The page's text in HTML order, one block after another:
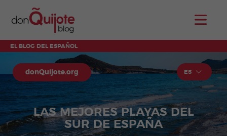
EL BLOG DEL ESPAÑOL
donQuijote.org ES
LAS MEJORES PLAYAS DEL
SUR DE ESPAÑA